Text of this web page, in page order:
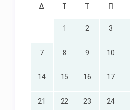
Δ Τ Τ Π
1 2 3
7 8 9 10
14 15 16 17
21 22 23 24